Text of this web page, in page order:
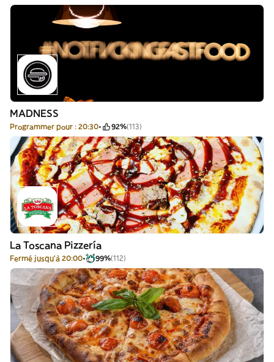
MADNESS
Programmer pour : 20:30 92%(113)
La Toscana Pizzería
Fermé jusqu'à 20:00 99%(112)